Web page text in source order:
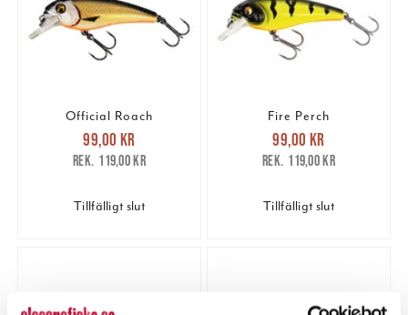
Official Roach
Nuvarande pris
99,00 krTidigare pris
119,00 kr
99,00 kr
119,00 kr
Tillfälligt slut
Fire Perch
Nuvarande pris
99,00 krTidigare pris
119,00 kr
99,00 kr
119,00 kr
Tillfälligt slut